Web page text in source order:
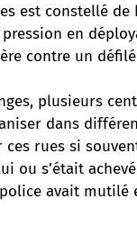
est constellé
en
contre un
plusieurs
dans
rues si
ou s’était
avait mutilé